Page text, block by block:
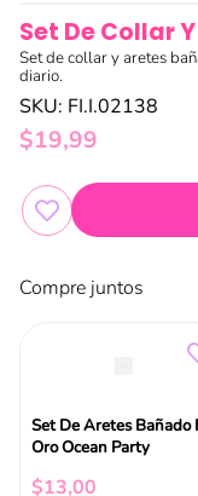
Set De Collar
Set de collar y aretes
diario.
SKU: FI.I.02138
$19,99
Compre juntos
Set De Aretes Bañado
Oro Ocean Party
$13,00